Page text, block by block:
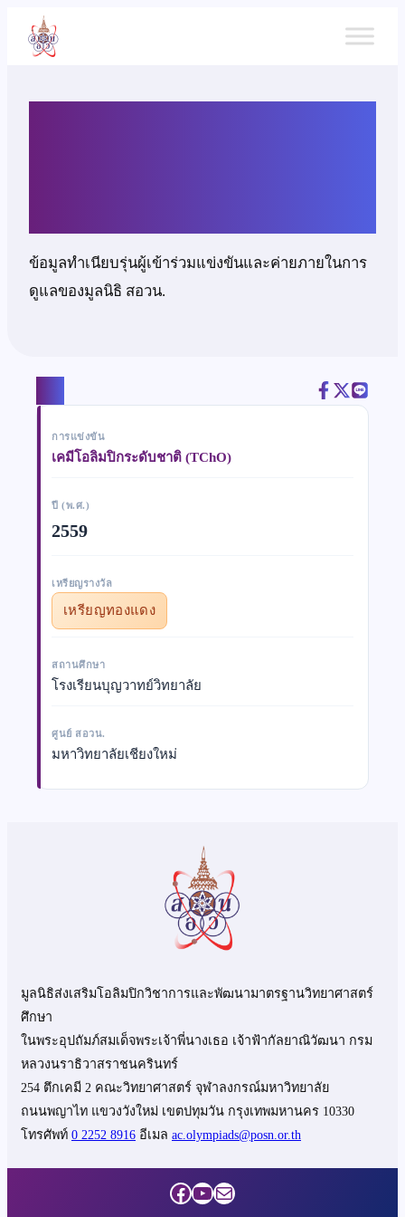
เนื้อหา
ข้อมูลทำเนียบรุ่นผู้เข้าร่วมแข่งขันและค่ายภายในการ
ดูแลของมูลนิธิ สอวน.
การแข่งขัน
เคมีโอลิมปิกระดับชาติ (TChO)
ปี (พ.ศ.)
2559
เหรียญรางวัล
เหรียญทองแดง
สถานศึกษา
โรงเรียนบุญวาทย์วิทยาลัย
ศูนย์ สอวน.
มหาวิทยาลัยเชียงใหม่
มูลนิธิส่งเสริมโอลิมปิกวิชาการและพัฒนามาตรฐานวิทยาศาสตร์
ศึกษา
ในพระอุปถัมภ์สมเด็จพระเจ้าพี่นางเธอ เจ้าฟ้ากัลยาณิวัฒนา กรม
หลวงนราธิวาสราชนครินทร์
254 ตึกเคมี 2 คณะวิทยาศาสตร์ จุฬาลงกรณ์มหาวิทยาลัย
ถนนพญาไท แขวงวังใหม่ เขตปทุมวัน กรุงเทพมหานคร 10330
โทรศัพท์ 0 2252 8916 อีเมล ac.olympiads@posn.or.th
Facebook
YouTube
Mail